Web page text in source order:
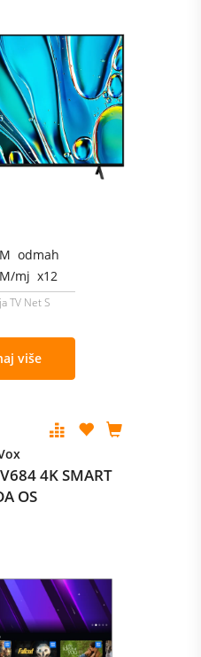
odmah
mj x12
TV Net S
više
4K SMART
OS